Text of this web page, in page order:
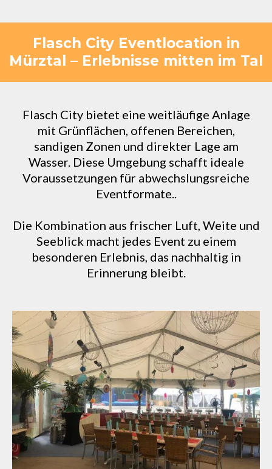
Flasch City Eventlocation in
Mürztal – Erlebnisse mitten im Tal
Flasch City bietet eine weitläufige Anlage
mit Grünflächen, offenen Bereichen,
sandigen Zonen und direkter Lage am
Wasser. Diese Umgebung schafft ideale
Voraussetzungen für abwechslungsreiche
Eventformate..
Die Kombination aus frischer Luft, Weite und
Seeblick macht jedes Event zu einem
besonderen Erlebnis, das nachhaltig in
Erinnerung bleibt.